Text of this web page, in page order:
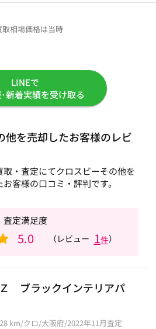
相場価格は当時
LINEで
新着実績を受け取る
他を売却したお客様のレビ
・査定にてクロスビーその他を
客様の口コミ・評判です。
査定満足度
5.0 （レビュー 1件）
ブラックインテリアパ
km/クロ/大阪府/2022年11月査定